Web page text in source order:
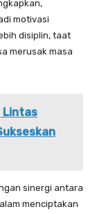
motivasi
disiplin, taat
merusak masa
Lintas
sinergi antara
menciptakan